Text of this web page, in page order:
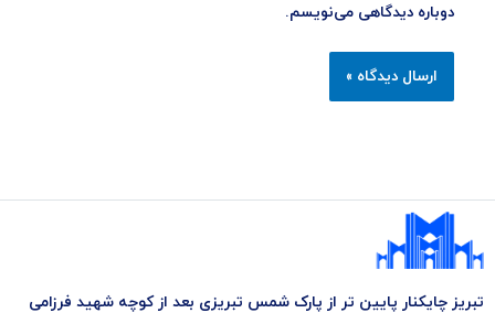
دوباره دیدگاهی می‌نویسم.
تبریز چایکنار پایین تر از پارک شمس تبریزی بعد از کوچه شهید فرزامی